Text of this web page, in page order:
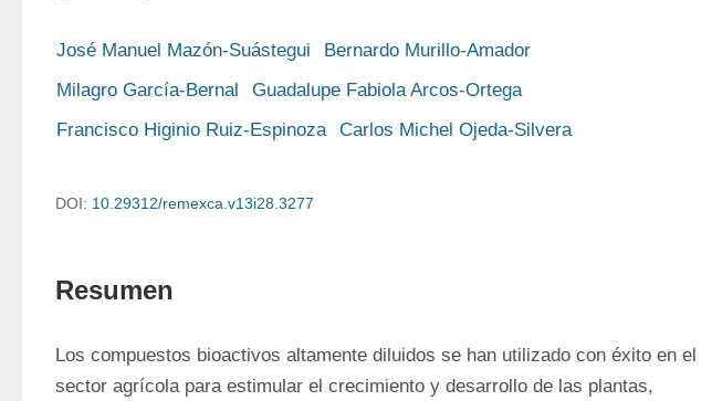
José Manuel Mazón-Suástegui
Bernardo Murillo-Amador
Milagro García-Bernal
Guadalupe Fabiola Arcos-Ortega
Francisco Higinio Ruiz-Espinoza
Carlos Michel Ojeda-Silvera
DOI: 10.29312/remexca.v13i28.3277
Resumen
Los compuestos bioactivos altamente diluidos se han utilizado con éxito en el
sector agrícola para estimular el crecimiento y desarrollo de las plantas,